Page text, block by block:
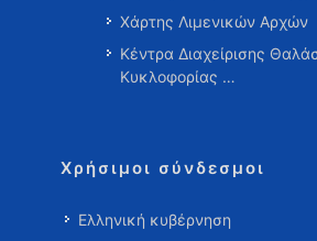
Χάρτης Λιμενικών Αρχών
Κέντρα Διαχείρισης
Κυκλοφορίας …
Χρήσιμοι σύνδεσμοι
Ελληνική κυβέρνηση